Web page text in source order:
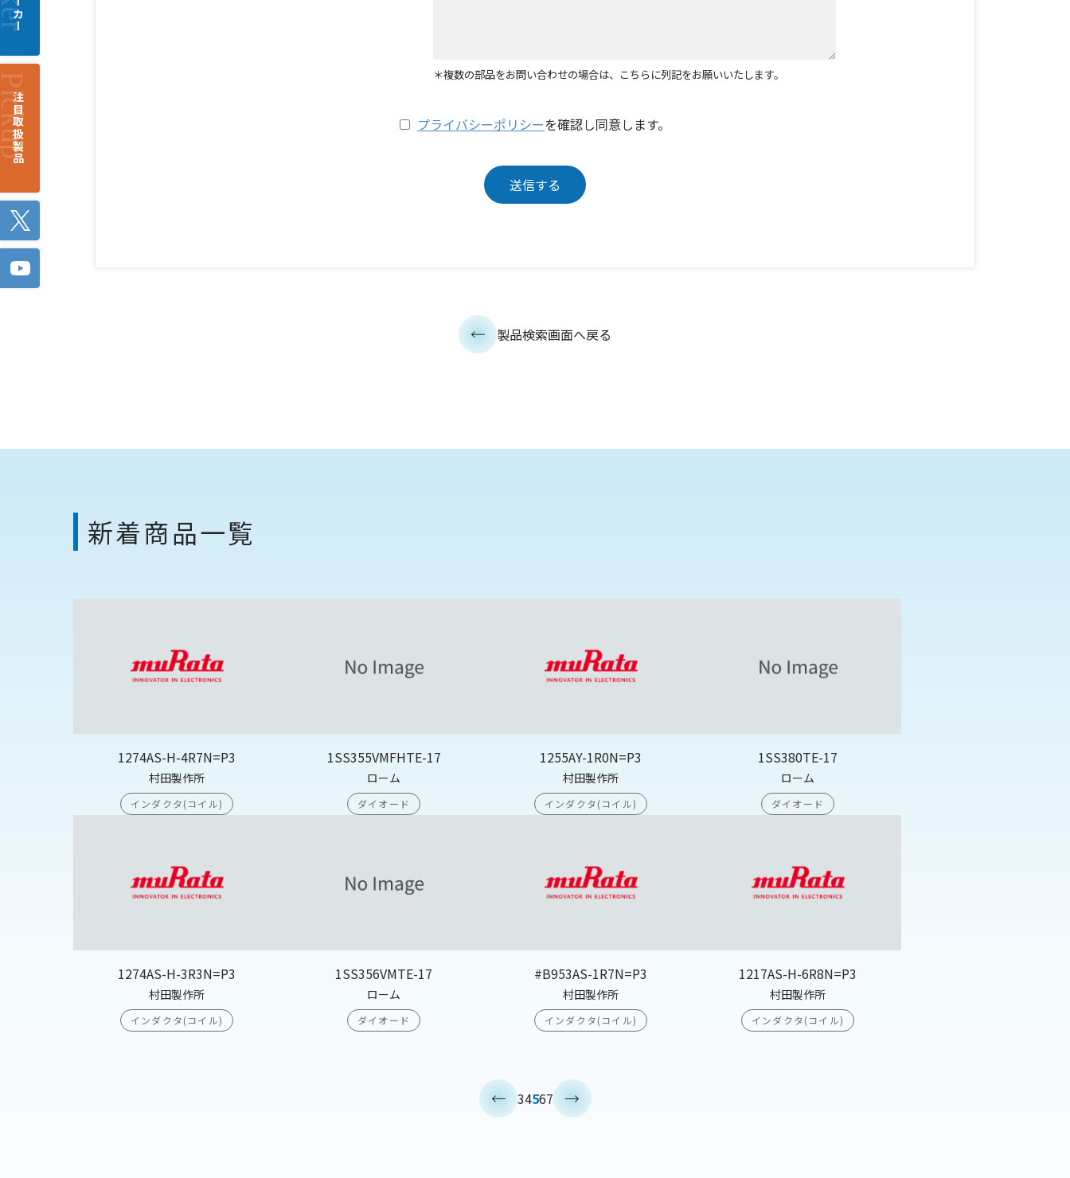
＊複数の部品をお問い合わせの場合は、こちらに列記をお願いいたします。
プライバシーポリシーを確認し同意します。
製品検索画面へ戻る
新着商品一覧
1274AS-H-4R7N=P3
村田製作所
インダクタ(コイル)
1SS355VMFHTE-17
ローム
ダイオード
1255AY-1R0N=P3
村田製作所
インダクタ(コイル)
1SS380TE-17
ローム
ダイオード
1274AS-H-3R3N=P3
村田製作所
インダクタ(コイル)
1SS356VMTE-17
ローム
ダイオード
#B953AS-1R7N=P3
村田製作所
インダクタ(コイル)
1217AS-H-6R8N=P3
村田製作所
インダクタ(コイル)
34567
注目取扱製品